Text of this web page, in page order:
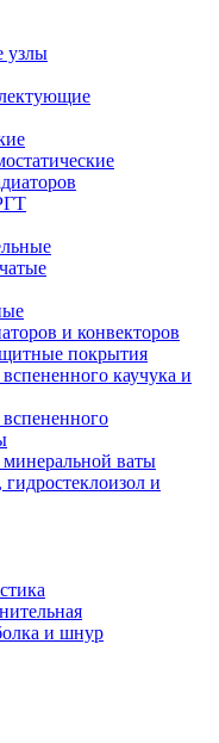
узлы
и конвекторов
покрытия
каучука и
минеральной ваты
и
и шнур